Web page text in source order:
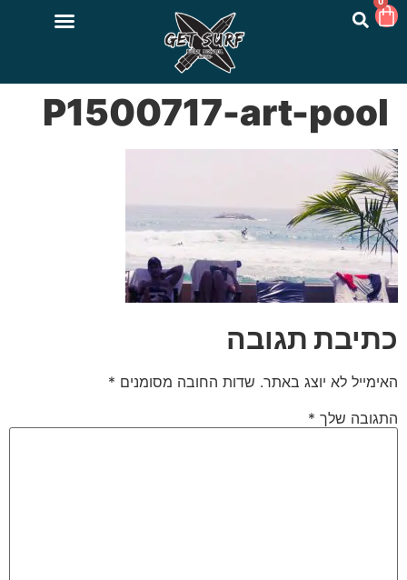
P1500717-art-pool
כתיבת תגובה
האימייל לא יוצג באתר. שדות החובה מסומנים *
התגובה שלך *